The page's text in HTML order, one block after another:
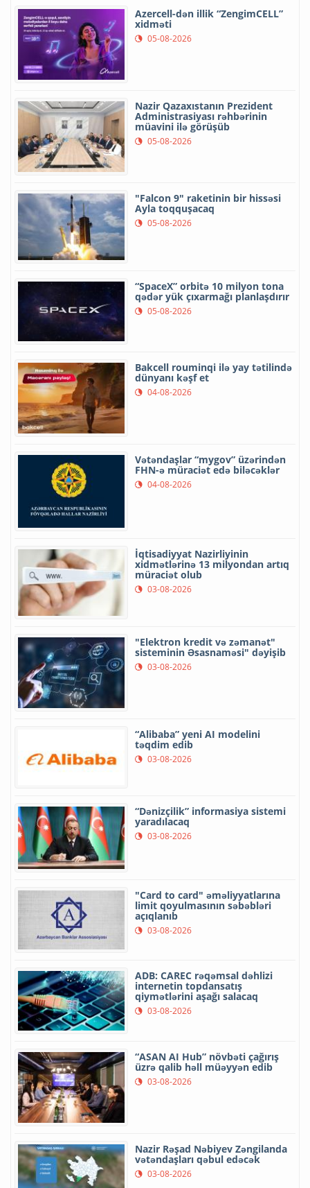
Azercell-dən illik “ZengimCELL”
xidməti
05-08-2026
Nazir Qazaxıstanın Prezident
Administrasiyası rəhbərinin
müavini ilə görüşüb
05-08-2026
"Falcon 9" raketinin bir hissəsi
Ayla toqquşacaq
05-08-2026
“SpaceX” orbitə 10 milyon tona
qədər yük çıxarmağı planlaşdırır
05-08-2026
Bakcell rouminqi ilə yay tətilində
dünyanı kəşf et
04-08-2026
Vətəndaşlar “mygov” üzərindən
FHN-ə müraciət edə biləcəklər
04-08-2026
İqtisadiyyat Nazirliyinin
xidmətlərinə 13 milyondan artıq
müraciət olub
03-08-2026
"Elektron kredit və zəmanət"
sisteminin Əsasnaməsi" dəyişib
03-08-2026
“Alibaba” yeni AI modelini
təqdim edib
03-08-2026
“Dənizçilik” informasiya sistemi
yaradılacaq
03-08-2026
"Card to card" əməliyyatlarına
limit qoyulmasının səbəbləri
açıqlanıb
03-08-2026
ADB: CAREC rəqəmsal dəhlizi
internetin topdansatış
qiymətlərini aşağı salacaq
03-08-2026
“ASAN AI Hub” növbəti çağırış
üzrə qalib həll müəyyən edib
03-08-2026
Nazir Rəşad Nəbiyev Zəngilanda
vətəndaşları qəbul edəcək
03-08-2026